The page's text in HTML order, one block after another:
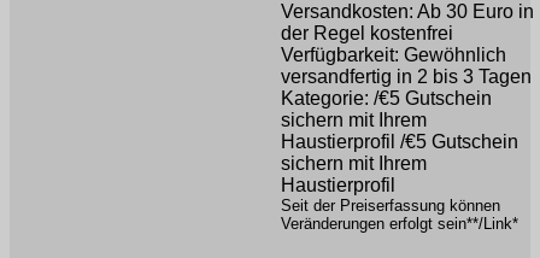
Versandkosten: Ab 30 Euro in
der Regel kostenfrei
Verfügbarkeit: Gewöhnlich
versandfertig in 2 bis 3 Tagen
Kategorie: /€5 Gutschein
sichern mit Ihrem
Haustierprofil /€5 Gutschein
sichern mit Ihrem
Haustierprofil
Seit der Preiserfassung können
Veränderungen erfolgt sein**/Link*